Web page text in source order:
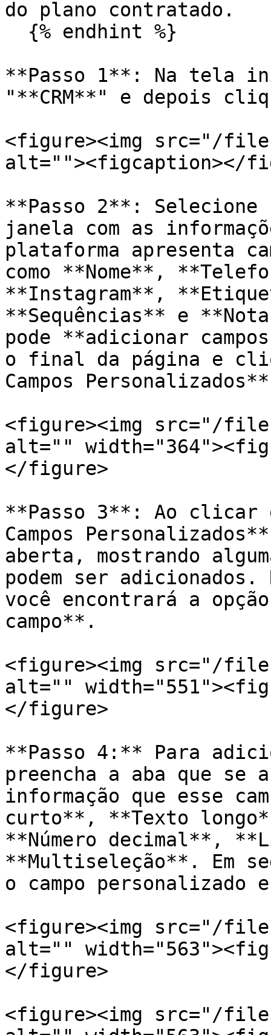
do plano contratado.
**Passo 1**: Na tela
"**CRM**" e depois
<figure><img src="/
alt=""><figcaption></
**Passo 2**:
janela com as
plataforma apresenta
como **Nome**,
**Instagram**,
**Sequências** e
pode **adicionar
o final da página e
Campos
<figure><img src="/files/
alt=""
</figure>
**Passo 3**: Ao clicar
Campos
aberta, mostrando
podem ser
você encontrará a
campo**.
<figure><img src="/
alt=""
</figure>
**Passo 4:** Para
preencha a aba que
informação que esse
curto**, **Texto
**Número decimal**,
**Multiseleção**. Em
o campo
<figure><img src="/files/
alt=""
</figure>
<figure><img src="/files/